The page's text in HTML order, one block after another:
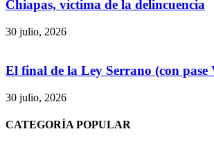
Chiapas, víctima de la delincuencia
30 julio, 2026
El final de la Ley Serrano (con pase
30 julio, 2026
CATEGORÍA POPULAR